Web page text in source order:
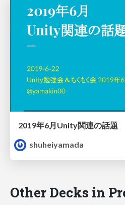
2019年6月Unity関連の話題
shuheiyamada
Other Decks in